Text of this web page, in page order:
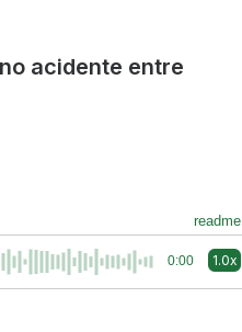
acidente entre
readme
0:00 1.0x